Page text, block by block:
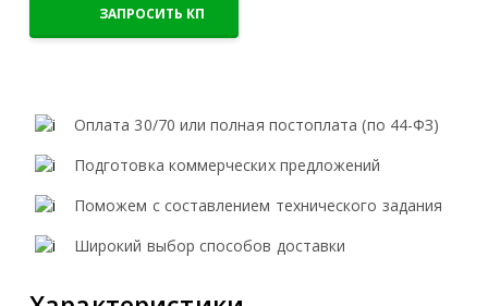
ЗАПРОСИТЬ КП
Оплата 30/70 или полная постоплата (по 44-ФЗ)
Подготовка коммерческих предложений
Поможем с составлением технического задания
Широкий выбор способов доставки